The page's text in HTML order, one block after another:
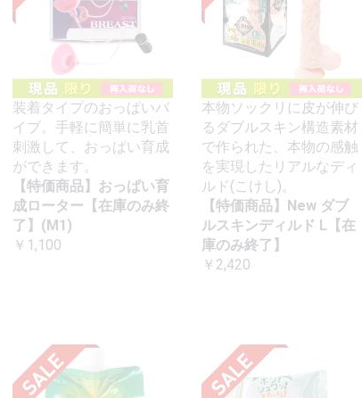
装着タイプのおっぱいバ
イブ。手軽に簡単に乳首
刺激して、おっぱい育成
ができます。
【特価商品】おっぱい育
成ローター【在庫のみ終
了】(M1)
￥1,100
本物ソックリに皮が伸び
るダブルスキン構造素材
で作られた、本物の感触
を実現したリアルなディ
ルド(こけし)。
【特価商品】New ダブ
ルスキンディルド L【在
庫のみ終了】
￥2,420